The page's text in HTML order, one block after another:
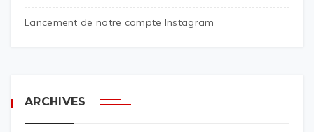
Lancement de notre compte Instagram
ARCHIVES